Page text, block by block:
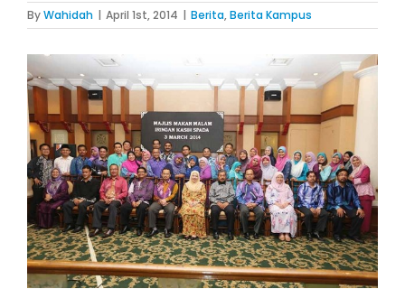
ByWahidah | April 1st, 2014 | Berita,Berita Kampus
View
Larger
Image